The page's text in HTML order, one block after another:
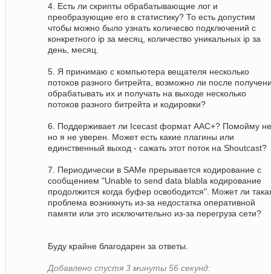
4. Есть ли скрипты обрабатывающие лог и
преобразующие его в статистику? То есть допустим
чтобы можно было узнать количесво подключений с
конкретного ip за месяц, количество уникальных ip за
день, месяц.
5. Я принимаю с компьютера вещателя несколько
потоков разного битрейта, возможно ли после
обрабатывать их и получать на выходе несколько
потоков разного битрейта и кодировки?
6. Поддерживает ли Icecast формат ААС+? Помойму
но я не уверен. Может есть какие плагины или
единственный выход - сажать этот поток на Shoutcast?
7. Периодически в SAMе прерывается кодирование с
сообщением "Unable to send data blabla кодирование
продолжится когда буфер освободится". Может ли
проблема возникнуть из-за недостатка оперативной
памяти или это исключительно из-за перегруза сети?
Буду крайне благодарен за ответы.
Добавлено спустя 3 минуты 56 секунд: